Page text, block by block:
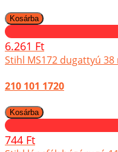
6.261 Ft
Stihl MS172 dugattyú
210 101 1720
744 Ft